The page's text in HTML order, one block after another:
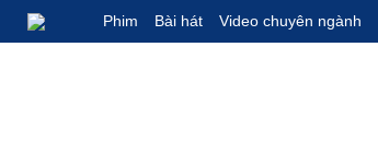
Phim Bài hát Video chuyên ngành